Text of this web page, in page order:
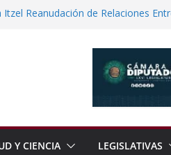
Itzel Reanudación de Relaciones
Auditar Recursos Municipales en
Ernesto “N” por Robo de
Y CIENCIA LEGISLATIVAS